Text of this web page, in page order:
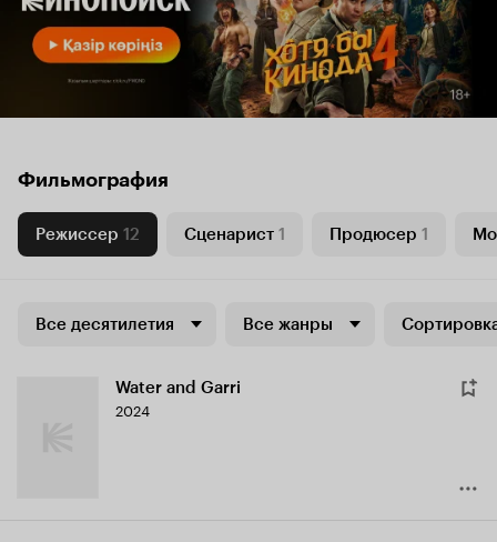
Фильмография
Режиссер 12 Сценарист 1 Продюсер 1
Все десятилетия Все жанры
Water and Garri
2024